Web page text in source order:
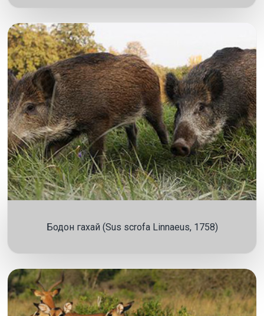
Бодон гахай (Sus scrofa Linnaeus, 1758)